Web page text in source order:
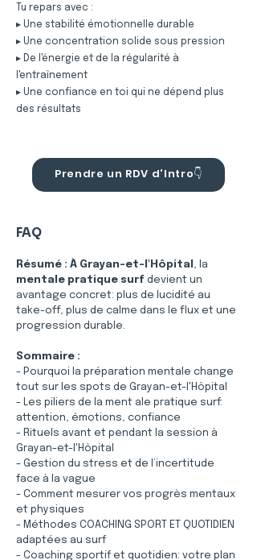
Tu repars avec :
▸ Une stabilité émotionnelle durable
▸ Une concentration solide sous pression
▸ De l'énergie et de la régularité à
l'entraînement
▸ Une confiance en toi qui ne dépend plus
des résultats
Prendre un RDV d'Intro👇
FAQ
Résumé : À Grayan-et-l'Hôpital , la
mentale pratique surf devient un
avantage concret: plus de lucidité au
take-off, plus de calme dans le flux et une
progression durable.
Sommaire :
- Pourquoi la préparation mentale change
tout sur les spots de Grayan-et-l'Hôpital
- Les piliers de la ment ale pratique surf:
attention, émotions, confiance
- Rituels avant et pendant la session à
Grayan-et-l'Hôpital
- Gestion du stress et de l’incertitude
face à la vague
- Comment mesurer vos progrès mentaux
et physiques
- Méthodes COACHING SPORT ET QUOTIDIEN
adaptées au surf
- Coaching sportif et quotidien: votre plan